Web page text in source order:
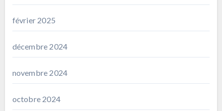
février 2025
décembre 2024
novembre 2024
octobre 2024